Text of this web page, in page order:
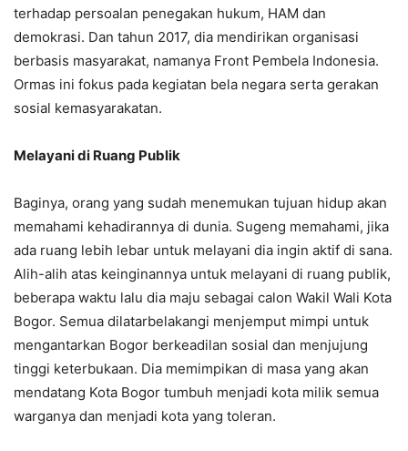
terhadap persoalan penegakan hukum, HAM dan
demokrasi. Dan tahun 2017, dia mendirikan organisasi
berbasis masyarakat, namanya Front Pembela Indonesia.
Ormas ini fokus pada kegiatan bela negara serta gerakan
sosial kemasyarakatan.
Melayani di Ruang Publik
Baginya, orang yang sudah menemukan tujuan hidup akan
memahami kehadirannya di dunia. Sugeng memahami, jika
ada ruang lebih lebar untuk melayani dia ingin aktif di sana.
Alih-alih atas keinginannya untuk melayani di ruang publik,
beberapa waktu lalu dia maju sebagai calon Wakil Wali Kota
Bogor. Semua dilatarbelakangi menjemput mimpi untuk
mengantarkan Bogor berkeadilan sosial dan menjujung
tinggi keterbukaan. Dia memimpikan di masa yang akan
mendatang Kota Bogor tumbuh menjadi kota milik semua
warganya dan menjadi kota yang toleran.